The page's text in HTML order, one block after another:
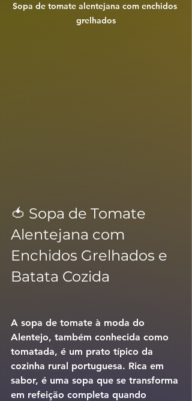
Sopa de tomate alentejana com enchidos
grelhados
🍅 Sopa de Tomate
Alentejana com
Enchidos Grelhados e
Batata Cozida
A sopa de tomate à moda do
Alentejo, também conhecida como
tomatada, é um prato típico da
cozinha rural portuguesa. Rica em
sabor, é uma sopa que se transforma
em refeição completa quando